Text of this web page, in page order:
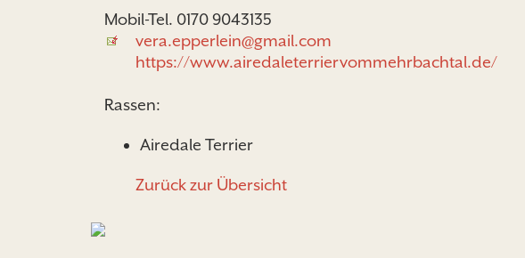
Mobil-Tel. 0170 9043135
vera.epperlein@gmail.com
https://www.airedaleterriervommehrbachtal.de/
Rassen:
Airedale Terrier
Zurück zur Übersicht